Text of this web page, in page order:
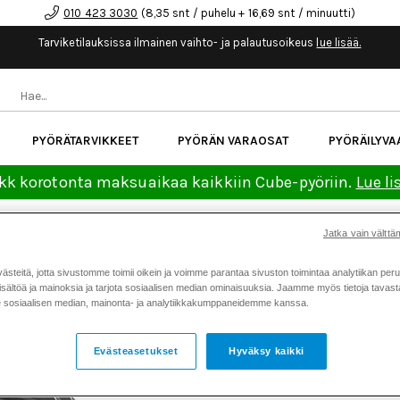
010 423 3030 (8,35 snt / puhelu + 16,69 snt / minuutti)
Tarviketilauksissa ilmainen vaihto- ja palautusoikeus lue lisää.
PYÖRÄTARVIKKEET PYÖRÄN VARAOSAT
korotonta maksuaikaa kaikkiin Cube-pyöriin. Lue
LEZYNE E-BIKE MACRO
LUMEN ETUVALO
jotta sivustomme toimii oikein ja voimme parantaa sivuston toimintaa analytiikan
ja mainoksia ja tarjota sosiaalisen median ominaisuuksia. Jaamme myös tietoja
median, mainonta- ja analytiikkakumppaneidemme kanssa.
Hyväksy kaikki
Evästeasetukset
Jatka vain